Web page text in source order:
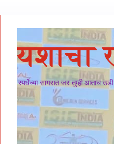
यशाचा
स्पर्धेच्या सागरात जर तुम्ही आताच